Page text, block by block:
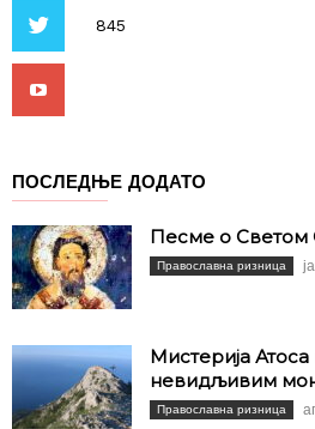
ПОСЛЕДЊЕ ДОДАТО
Песме о Светом
Православна ризница
Мистерија
невидљивим
Православна ризница